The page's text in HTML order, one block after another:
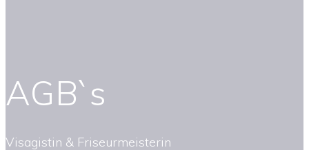
AGB`s
Visagistin & Friseurmeisterin